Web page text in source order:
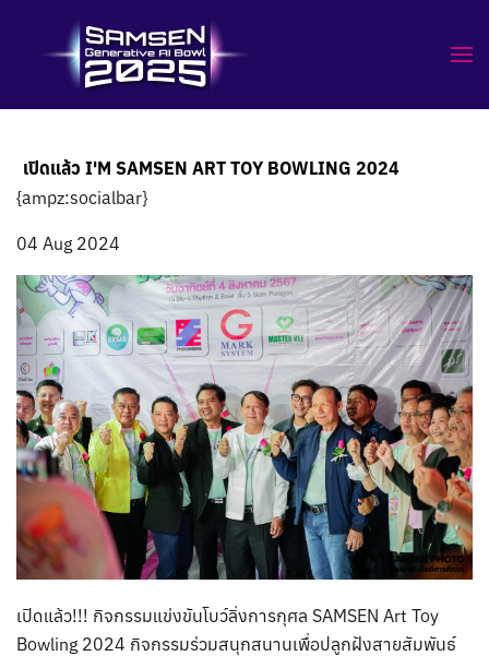
เปิดแล้ว I'M SAMSEN ART TOY BOWLING 2024
{ampz:socialbar}
04 Aug 2024
เปิดแล้ว!!! กิจกรรมแข่งขันโบว์ลิ่งการกุศล SAMSEN Art Toy
Bowling 2024 กิจกรรมร่วมสนุกสนานเพื่อปลูกฝังสายสัมพันธ์